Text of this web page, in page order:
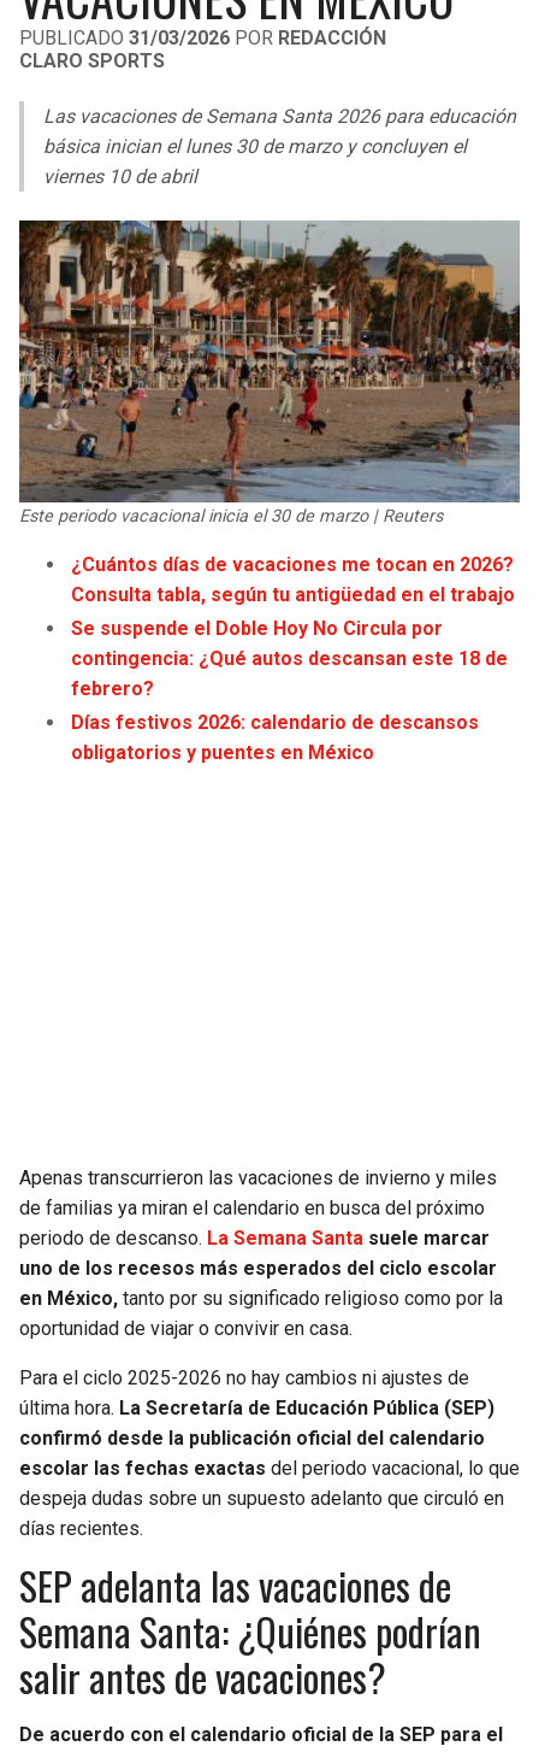
LIGA DE EXPANSIÓN MX
LEAGUES CUP
UEFA EUROPA LEAGUE
UEFA CONFERENCE LEAGUE
MLS
COPA LIBERTADORES
COPA SUDAMERICANA
LIGA BETPLAY
OTRAS LIGAS
RAIDERS
CHARGERS
RAVENS
BENGALS
BROWNS
STEELERS
TEXANS
COLTS
JAGUARS
TITANS
COWBOYS
GIANTS
BEARS
LIONS
PACKERS
VIKINGS
FALCONS
PANTHERS
BUCCANEERS
CAVALIERS
PISTONS
PACERS
BUCKS
HAWKS
HORNETS
HEAT
MAGIC
WIZARDS
WARRIORS
CLIPPERS
LAKERS
SPURS
NUGGETS
TIMBERWOLVES
THUNDER
TRAIL BLAZERS
JAZZ
PUBLICADO 31/03/2026 POR REDACCIÓN
CLARO SPORTS
Las vacaciones de Semana Santa 2026 para educación
básica inician el lunes 30 de marzo y concluyen el
viernes 10 de abril
Este periodo vacacional inicia el 30 de marzo | Reuters
¿Cuántos días de vacaciones me tocan en 2026?
Consulta tabla, según tu antigüedad en el trabajo
Se suspende el Doble Hoy No Circula por
contingencia: ¿Qué autos descansan este 18 de
febrero?
Días festivos 2026: calendario de descansos
obligatorios y puentes en México
Apenas transcurrieron las vacaciones de invierno y miles
de familias ya miran el calendario en busca del próximo
periodo de descanso. La Semana Santa suele marcar
uno de los recesos más esperados del ciclo escolar
en México, tanto por su significado religioso como por la
oportunidad de viajar o convivir en casa.
Para el ciclo 2025-2026 no hay cambios ni ajustes de
última hora. La Secretaría de Educación Pública (SEP)
confirmó desde la publicación oficial del calendario
escolar las fechas exactas del periodo vacacional, lo que
despeja dudas sobre un supuesto adelanto que circuló en
días recientes.
SEP adelanta las vacaciones de
Semana Santa: ¿Quiénes podrían
salir antes de vacaciones?
De acuerdo con el calendario oficial de la SEP para el